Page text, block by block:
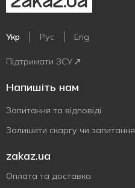
Укр Рус Eng
Підтримати ЗСУ
Напишіть нам
Запитання та відповіді
Залишити скаргу чи запитання
zakaz.ua
Оплата та доставка